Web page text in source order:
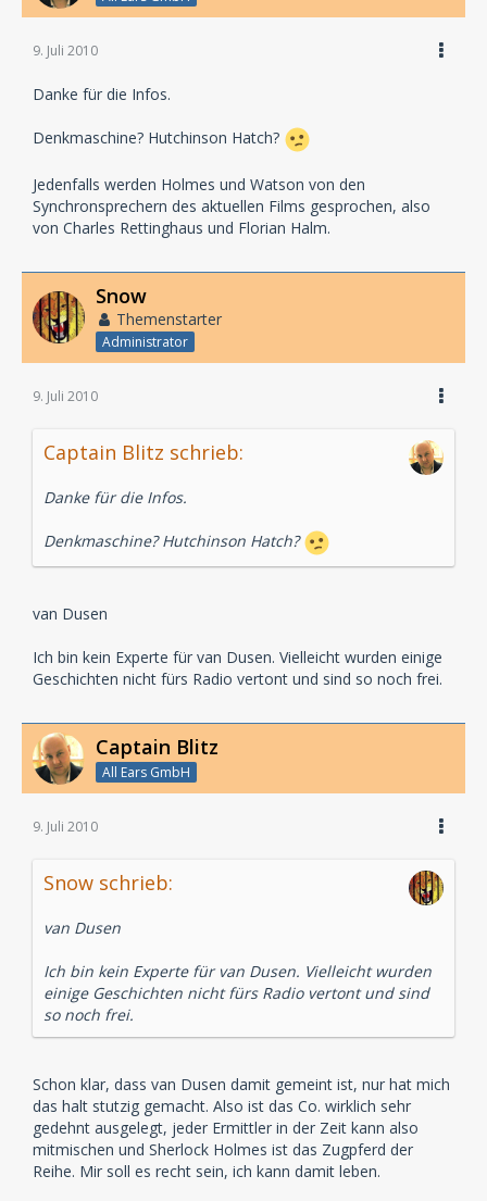
9. Juli 2010
Danke für die Infos.
Denkmaschine? Hutchinson Hatch?
Jedenfalls werden Holmes und Watson von den
Synchronsprechern des aktuellen Films gesprochen, also
von Charles Rettinghaus und Florian Halm.
Snow
Themenstarter
Administrator
9. Juli 2010
Captain Blitz schrieb:
Danke für die Infos.
Denkmaschine? Hutchinson Hatch?
van Dusen
Ich bin kein Experte für van Dusen. Vielleicht wurden einige
Geschichten nicht fürs Radio vertont und sind so noch frei.
Captain Blitz
All Ears GmbH
9. Juli 2010
Snow schrieb:
van Dusen
Ich bin kein Experte für van Dusen. Vielleicht wurden
einige Geschichten nicht fürs Radio vertont und sind
so noch frei.
Schon klar, dass van Dusen damit gemeint ist, nur hat mich
das halt stutzig gemacht. Also ist das Co. wirklich sehr
gedehnt ausgelegt, jeder Ermittler in der Zeit kann also
mitmischen und Sherlock Holmes ist das Zugpferd der
Reihe. Mir soll es recht sein, ich kann damit leben.